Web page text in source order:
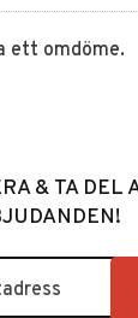
ett omdöme.
& TA DEL